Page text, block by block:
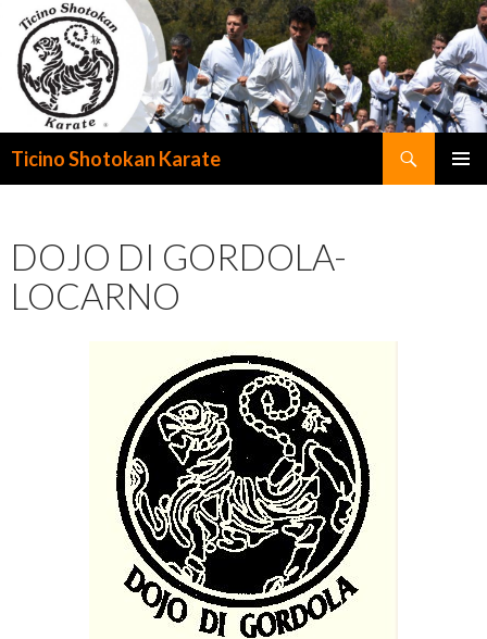
Ticino Shotokan Karate
DOJO DI GORDOLA-
LOCARNO